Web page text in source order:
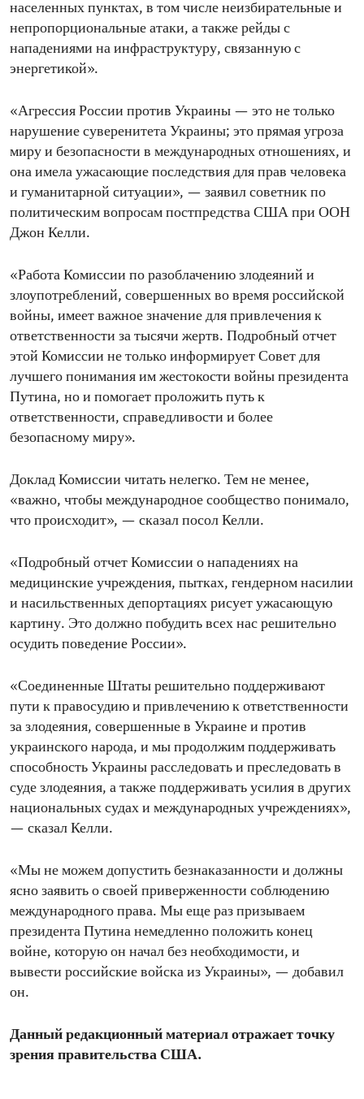
населенных пунктах, в том числе неизбирательные и
непропорциональные атаки, а также рейды с
нападениями на инфраструктуру, связанную с
энергетикой».
«Агрессия России против Украины — это не только
нарушение суверенитета Украины; это прямая угроза
миру и безопасности в международных отношениях, и
она имела ужасающие последствия для прав человека
и гуманитарной ситуации», — заявил советник по
политическим вопросам постпредства США при ООН
Джон Келли.
«Работа Комиссии по разоблачению злодеяний и
злоупотреблений, совершенных во время российской
войны, имеет важное значение для привлечения к
ответственности за тысячи жертв. Подробный отчет
этой Комиссии не только информирует Совет для
лучшего понимания им жестокости войны президента
Путина, но и помогает проложить путь к
ответственности, справедливости и более
безопасному миру».
Доклад Комиссии читать нелегко. Тем не менее,
«важно, чтобы международное сообщество понимало,
что происходит», — сказал посол Келли.
«Подробный отчет Комиссии о нападениях на
медицинские учреждения, пытках, гендерном насилии
и насильственных депортациях рисует ужасающую
картину. Это должно побудить всех нас решительно
осудить поведение России».
«Соединенные Штаты решительно поддерживают
пути к правосудию и привлечению к ответственности
за злодеяния, совершенные в Украине и против
украинского народа, и мы продолжим поддерживать
способность Украины расследовать и преследовать в
суде злодеяния, а также поддерживать усилия в других
национальных судах и международных учреждениях»,
— сказал Келли.
«Мы не можем допустить безнаказанности и должны
ясно заявить о своей приверженности соблюдению
международного права. Мы еще раз призываем
президента Путина немедленно положить конец
войне, которую он начал без необходимости, и
вывести российские войска из Украины», — добавил
он.
Данный редакционный материал отражает точку
зрения правительства США.